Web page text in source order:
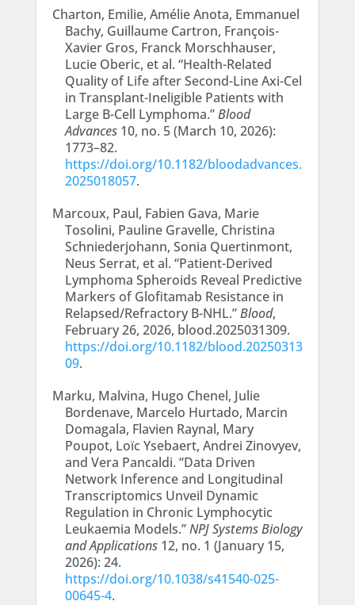
Charton, Emilie, Amélie Anota, Emmanuel
Bachy, Guillaume Cartron, François-
Xavier Gros, Franck Morschhauser,
Lucie Oberic, et al. “Health-Related
Quality of Life after Second-Line Axi-Cel
in Transplant-Ineligible Patients with
Large B-Cell Lymphoma.”Blood
Advances10, no. 5 (March 10, 2026):
1773–82.
https://doi.org/10.1182/bloodadvances.
2025018057.
Marcoux, Paul, Fabien Gava, Marie
Tosolini, Pauline Gravelle, Christina
Schniederjohann, Sonia Quertinmont,
Neus Serrat, et al. “Patient-Derived
Lymphoma Spheroids Reveal Predictive
Markers of Glofitamab Resistance in
Relapsed/Refractory B-NHL.”Blood,
February 26, 2026, blood.2025031309.
https://doi.org/10.1182/blood.20250313
09.
Marku, Malvina, Hugo Chenel, Julie
Bordenave, Marcelo Hurtado, Marcin
Domagala, Flavien Raynal, Mary
Poupot, Loïc Ysebaert, Andrei Zinovyev,
and Vera Pancaldi. “Data Driven
Network Inference and Longitudinal
Transcriptomics Unveil Dynamic
Regulation in Chronic Lymphocytic
Leukaemia Models.”NPJ Systems Biology
and Applications12, no. 1 (January 15,
2026): 24.
https://doi.org/10.1038/s41540-025-
00645-4.